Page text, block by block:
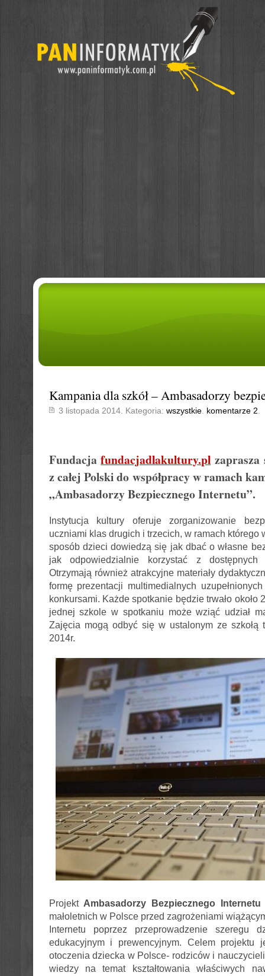
Kampania dla szkół – Ambasadorzy
3 listopada 2014. Kategoria: wszystkie. komentarze 2
Fundacjafundacjadlakultury.pl zaprasza
z całej Polski do współpracy w ramach
„Ambasadorzy Bezpiecznego Internetu”.
Instytucja kultury oferuje zorganizowanie
uczniami klas drugich i trzecich, w ramach którego
sposób dzieci dowiedzą się jak dbać o własne
jak odpowiedzialnie korzystać z
Otrzymają również atrakcyjne materiały
formę prezentacji multimedialnych
konkursami. Każde spotkanie będzie trwało około
jednej szkole w spotkaniu może wziąć udział
Zajęcia mogą odbyć się w ustalonym ze szkołą
2014r.
Projekt Ambasadorzy Bezpiecznego Internetu
małoletnich w Polsce przed zagrożeniami
Internetu poprzez przeprowadzenie szeregu
edukacyjnym i prewencyjnym. Celem projektu
otoczenia dziecka w Polsce- rodziców i
wiedzy na temat kształtowania właściwych